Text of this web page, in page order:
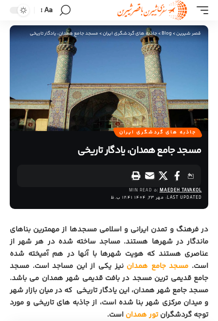
Aa
قصر شیرین>
Blog
>جاذبه های گردشگری ایران>مسجد جامع همدان، یادگار تاریخی
جاذبه های گردشگری ایران
مسجد جامع همدان، یادگار تاریخی
LAST UPDATED: مهر 23, 1404 12:41 ب.ظ
MAEDEH TAVAKOL
5 MIN READ
در فرهنگ و تمدن ایرانی و اسلامی مسجدها از مهمترین بناهای
ماندگار در شهرها هستند. مساجد ساخته شده در هر شهر از
عناصری هستند که هویت شهرها با آنها در هم آمیخته شده
است. مسجد جامع همدان نیز یکی از این مساجد است. مسجد
جامع قدیمی ترین مسجد در بافت قدیمی شهر همدان می باشد.
مسجد جامع شهر همدان، این یادگار تاریخی که در میان بازار شهر
و میدان مرکزی شهر بنا شده است، از جاذبه های تاریخی و مورد
توجه گردشگرانتور همدان است.